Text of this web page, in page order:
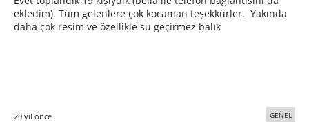
ekledim). Tüm gelenlere çok kocaman teşekkürler. Yakında
daha çok resim ve özellikle su geçirmez balık
20 yıl önce GENEL